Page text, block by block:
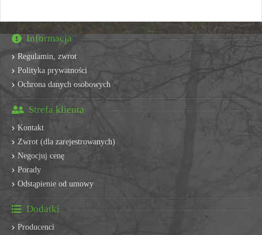
Informacja
Regulamin, zwrot
Polityka prywatności
Ochrona danych osobowych
Strefa klienta
Kontakt
Zwrot (dla zarejestrowanych)
Negocjuj cenę
Porady
Odstąpienie od umowy
Dodatki
Producenci